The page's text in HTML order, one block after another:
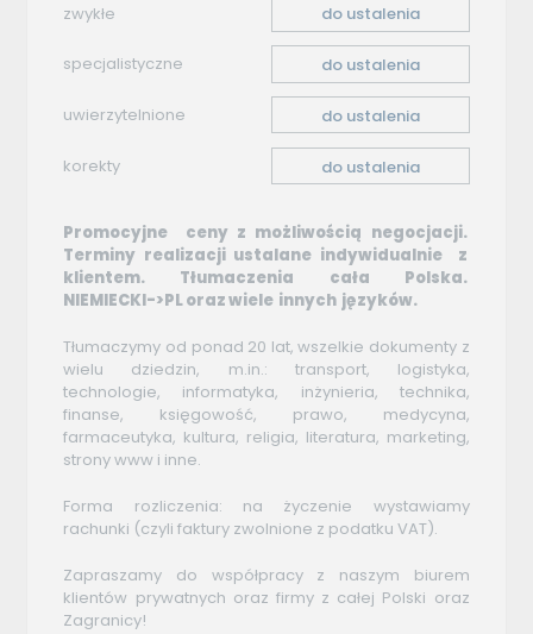
zwykłe
do ustalenia
specjalistyczne do ustalenia
uwierzytelnione do ustalenia
korekty do ustalenia
Promocyjne ceny z możliwością negocjacji.
Terminy realizacji ustalane indywidualnie z
klientem. Tłumaczenia cała Polska.
NIEMIECKI->PL oraz wiele innych języków.
Tłumaczymy od ponad 20 lat, wszelkie dokumenty z
wielu dziedzin, m.in.: transport, logistyka,
technologie, informatyka, inżynieria, technika,
finanse, księgowość, prawo, medycyna,
farmaceutyka, kultura, religia, literatura, marketing,
strony www i inne.
Forma rozliczenia: na życzenie wystawiamy
rachunki (czyli faktury zwolnione z podatku VAT).
Zapraszamy do współpracy z naszym biurem
klientów prywatnych oraz firmy z całej Polski oraz
Zagranicy!